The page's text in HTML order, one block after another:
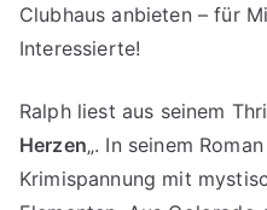
Clubhaus anbieten – für
Interessierte!
Ralph liest aus seinem
Herzen„. In seinem
Krimispannung mit